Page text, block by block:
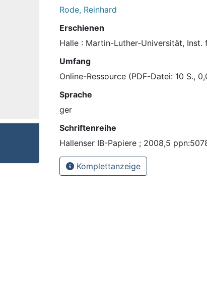
Rode, Reinhard
Erschienen
Halle : Martin-Luther-Universität,
Umfang
Online-Ressource (PDF-Datei: 10 S.,
Sprache
ger
Schriftenreihe
Hallenser IB-Papiere ; 2008,5
Komplettanzeige